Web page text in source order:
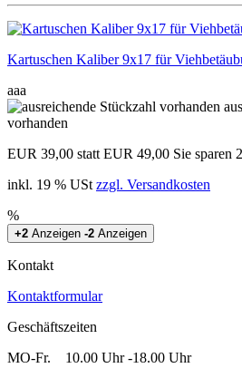
Kartuschen Kaliber 9x17 für
aaa
vorhanden
EUR 39,00 statt EUR 49,00 Sie sparen
inkl. 19 % USt zzgl. Versandkosten
%
+2 Anzeigen -2 Anzeigen
Kontakt
Kontaktformular
Geschäftszeiten
MO-Fr. 10.00 Uhr -18.00 Uhr